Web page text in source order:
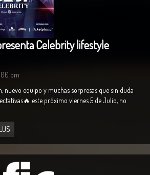
Celebrity lifestyle
pm
nuevo equipo y muchas sorpresas que sin duda
este próximo viernes 5 de Julio, no